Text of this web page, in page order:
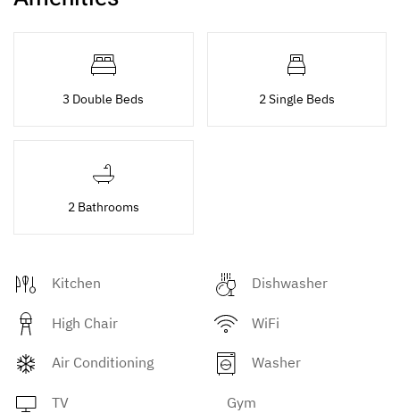
3 Double Beds 2 Single Beds
2 Bathrooms
Kitchen Dishwasher
High Chair WiFi
Air Conditioning Washer
TV Gym